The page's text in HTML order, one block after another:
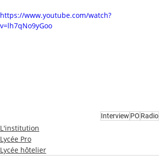
https://www.youtube.com/watch?
v=lh7qNo9yGoo
Interview PO Radio
L'institution
Lycée Pro
Lycée hôtelier